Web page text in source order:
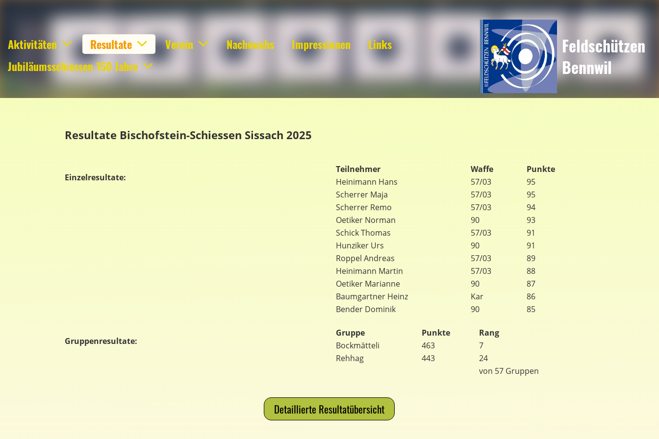
Aktivitäten Resultate Verein Nachwuchs Impressionen
Links
Jubiläumsschiessen 150 Jahre
Feldschützen
Bennwil
Resultate Bischofstein-Schiessen Sissach 2025
Einzelresultate:
Teilnehmer Waffe
Punkte
Heinimann Hans
57/03
95
Scherrer Maja
57/03
95
Scherrer Remo
57/03
94
Oetiker Norman
90
93
Schick Thomas
57/03
91
Hunziker Urs
90
91
Roppel Andreas
57/03
89
Heinimann Martin
57/03
88
Oetiker Marianne
90
87
Baumgartner Heinz
Kar
86
Bender Dominik
90 85
Gruppenresultate:
Gruppe Punkte
Rang
Bockmätteli
463
7
Rehhag
443
24
von 57 Gruppen
Detaillierte Resultatübersicht